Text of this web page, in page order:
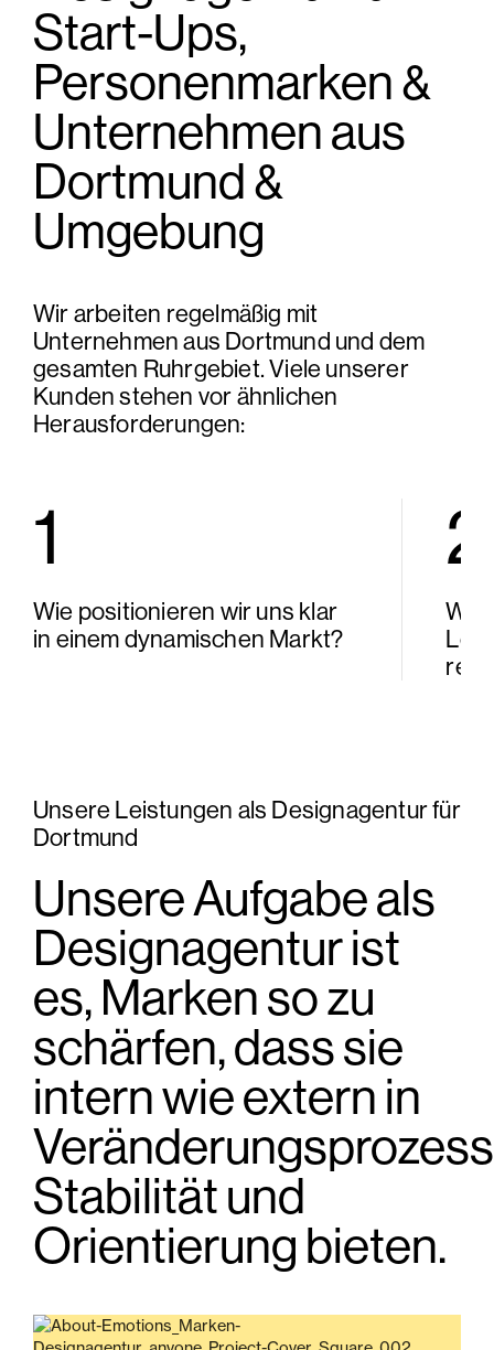
Start-Ups,
Personenmarken &
Unternehmen aus
Dortmund &
Umgebung
Wir arbeiten regelmäßig mit
Unternehmen aus Dortmund und dem
gesamten Ruhrgebiet. Viele unserer
Kunden stehen vor ähnlichen
Herausforderungen:
1
Wie positionieren wir uns klar
in einem dynamischen Markt?
2
Wie
Unsere Leistungen als Designagentur für
Dortmund
Unsere Aufgabe als
Designagentur ist
es, Marken so zu
schärfen, dass sie
intern wie extern in
Stabilität und
Orientierung bieten.